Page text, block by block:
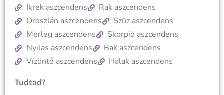
Ikrek aszcendens
Rák aszcendens
Oroszlán aszcendens
Szűz aszcendens
Mérleg aszcendens
Skorpió aszcendens
Nyilas aszcendens
Bak aszcendens
Vízöntő aszcendens
Halak aszcendens
Tudtad?